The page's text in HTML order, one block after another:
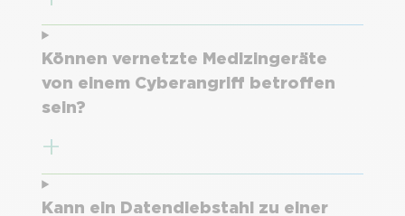
Können vernetzte Medizingeräte
von einem Cyberangriff betroffen
sein?
Kann ein Datendiebstahl zu einer